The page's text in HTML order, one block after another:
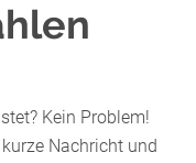
Kein Problem!
Nachricht und